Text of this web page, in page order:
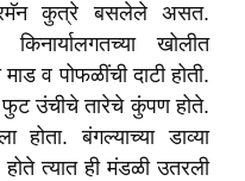
कुत्रे बसलेले असत.
खोलीत
व पोफळींची दाटी होती.
फुट उंचीचे तारेचे कुंपण होते.
बंगल्याच्या डाव्या
त्यात ही मंडळी उतरली